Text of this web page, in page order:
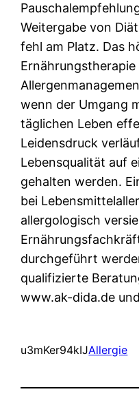
Weitergabe von
fehl am Platz. Das
wenn der Umgang
täglichen Leben
Leidensdruck
Lebensqualität auf
gehalten werden.
bei
allergologisch
durchgeführt
qualifizierte
www.ak-dida.de
u3mKer94kIJAllergie